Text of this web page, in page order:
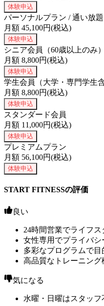
体験申込
パーソナルプラン / 通い放題
月額 45,100円(税込)
体験申込
シニア会員（60歳以上のみ）
月額 8,800円(税込)
体験申込
学生会員（大学・専門学生
月額 8,800円(税込)
体験申込
スタンダード会員
月額 11,000円(税込)
体験申込
プレミアムプラン
月額 56,100円(税込)
体験申込
START FITNESSの評価
良い
24時間営業でライフ
女性専用でプライバシ
多彩なプログラムで目
高品質なトレーニング
気になる
水曜・日曜はスタッ